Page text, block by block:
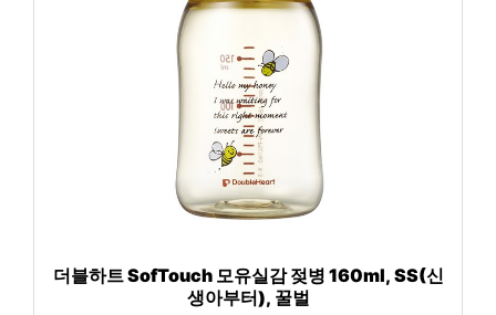
더블하트 SofTouch 모유실감 젖병 160ml, SS(신
생아부터), 꿀벌